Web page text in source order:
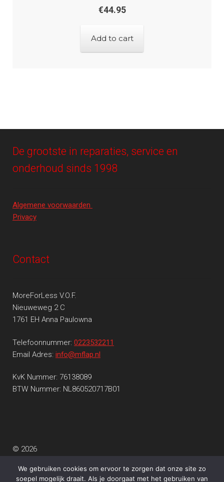
€44.95
Add to cart
De grootste in reparaties, service en
onderhoud sinds 1998
Algemene voorwaarden
Privacy
Contact
MoreForLess V.O.F.
Nieuweweg 2 C
1761 EH Anna Paulowna
Telefoonnummer: 0223532211
Email Adres: info@mflap.nl
KvK Nummer: 76138089
BTW Nummer: NL860520717B01
© 2026
We gebruiken cookies om ervoor te zorgen dat onze site zo
soepel mogelijk draait. Als je doorgaat met het gebruiken van